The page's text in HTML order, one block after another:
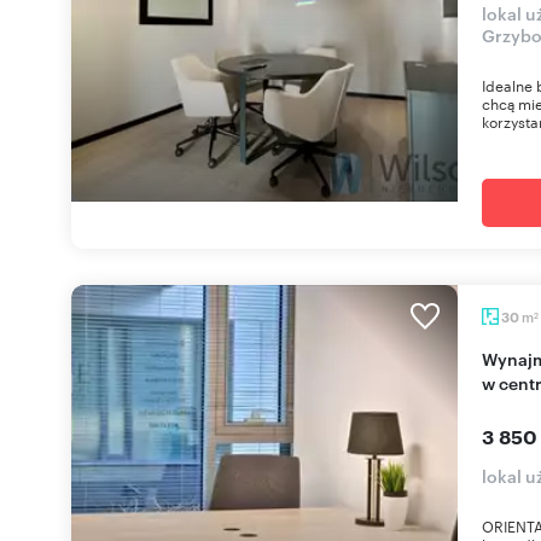
lokal
Idealne
chcą
30 m2
Wynajmę nowoczesne biuro serwisowane 30 m²
w
3 850
lokal